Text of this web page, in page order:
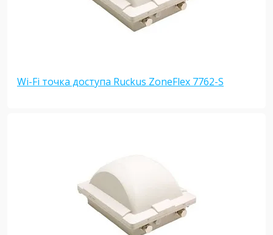
Wi-Fi точка доступа Ruckus ZoneFlex 7762-S